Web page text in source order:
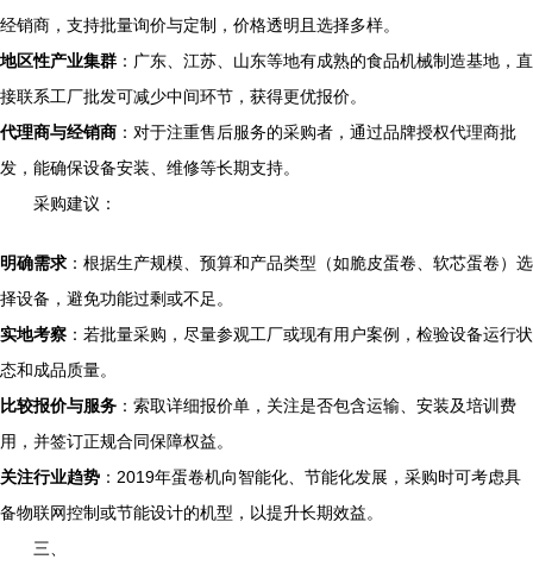
经销商，支持批量询价与定制，价格透明且选择多样。
地区性产业集群 ：广东、江苏、山东等地有成熟的食品机械制造基地，直
接联系工厂批发可减少中间环节，获得更优报价。
代理商与经销商 ：对于注重售后服务的采购者，通过品牌授权代理商批
发，能确保设备安装、维修等长期支持。
采购建议：
明确需求 ：根据生产规模、预算和产品类型（如脆皮蛋卷、软芯蛋卷）选
择设备，避免功能过剩或不足。
实地考察 ：若批量采购，尽量参观工厂或现有用户案例，检验设备运行状
态和成品质量。
比较报价与服务 ：索取详细报价单，关注是否包含运输、安装及培训费
用，并签订正规合同保障权益。
关注行业趋势 ：2019年蛋卷机向智能化、节能化发展，采购时可考虑具
备物联网控制或节能设计的机型，以提升长期效益。
三、